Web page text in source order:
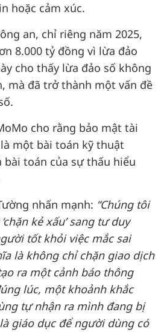
hoặc cảm xúc.
an, chỉ riêng năm 2025,
8.000 tỷ đồng vì lừa đảo
cho thấy lừa đảo số không
mà đã trở thành một vấn đề
cho rằng bảo mật tài
một bài toán kỹ thuật
toán của sự thấu hiểu
nhấn mạnh: “Chúng tôi
kẻ xấu’ sang tư duy
tốt khỏi việc mắc sai
là không chỉ chặn giao dịch
ra một cảnh báo thông
lúc, một khoảnh khắc
tự nhận ra mình đang bị
giáo dục để người dùng có